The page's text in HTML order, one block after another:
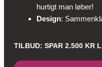
hurtigt man løber!
Design:
TILBUD: SPAR 2.500 KR